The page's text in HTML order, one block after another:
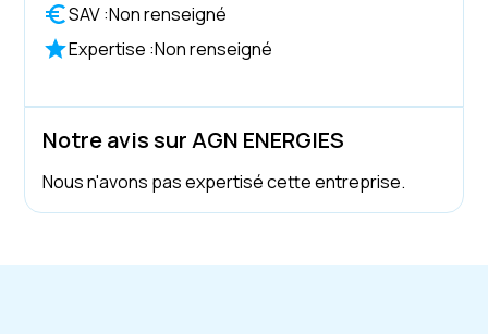
SAV :Non renseigné
Expertise :Non renseigné
Notre avis sur AGN ENERGIES
Nous n'avons pas expertisé cette entreprise.